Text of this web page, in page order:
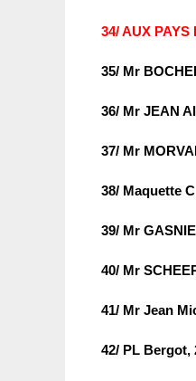
34/ AUX
35/ Mr
36/ Mr JEAN
37/ Mr
38/ Maquette
39/ Mr
40/ Mr
41/ Mr Jean
42/ PL Bergot,